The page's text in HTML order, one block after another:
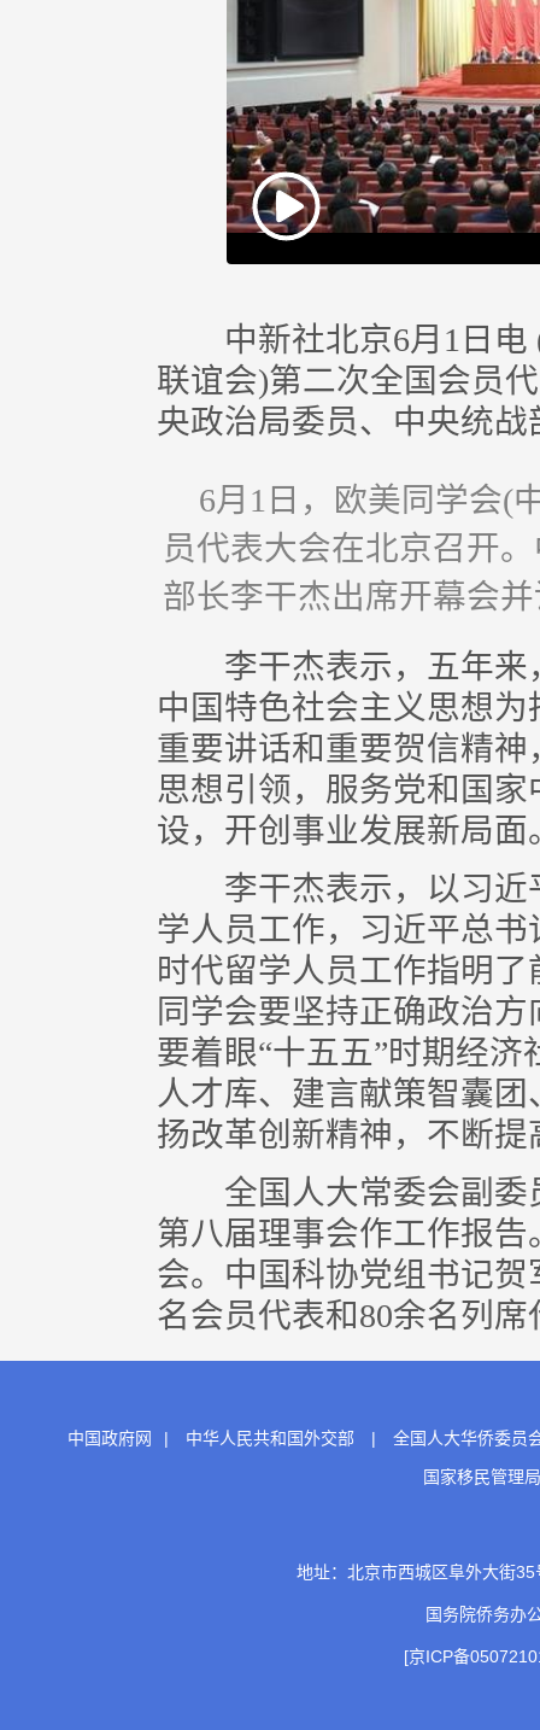
Play
中新社北京6月1日电 (
联谊会)第二次全国会员
央政治局委员、中央统
6月1日，欧美同学会(
员代表大会在北京召开
部长李干杰出席开幕会
李干杰表示，五年来
中国特色社会主义思想
重要讲话和重要贺信精
思想引领，服务党和国
设，开创事业发展新局面
李干杰表示，以习近
学人员工作，习近平总
时代留学人员工作指明
同学会要坚持正确政治
要着眼“十五五”时期经
人才库、建言献策智囊
扬改革创新精神，不断
全国人大常委会副委
第八届理事会作工作报
会。中国科协党组书记
名会员代表和80余名列
中国政府网 | 中华人民共和国外交部 |
全国人大华侨委员
国家移民管理局
地址：北京市西城区阜外大街
国务院侨务
[京ICP备